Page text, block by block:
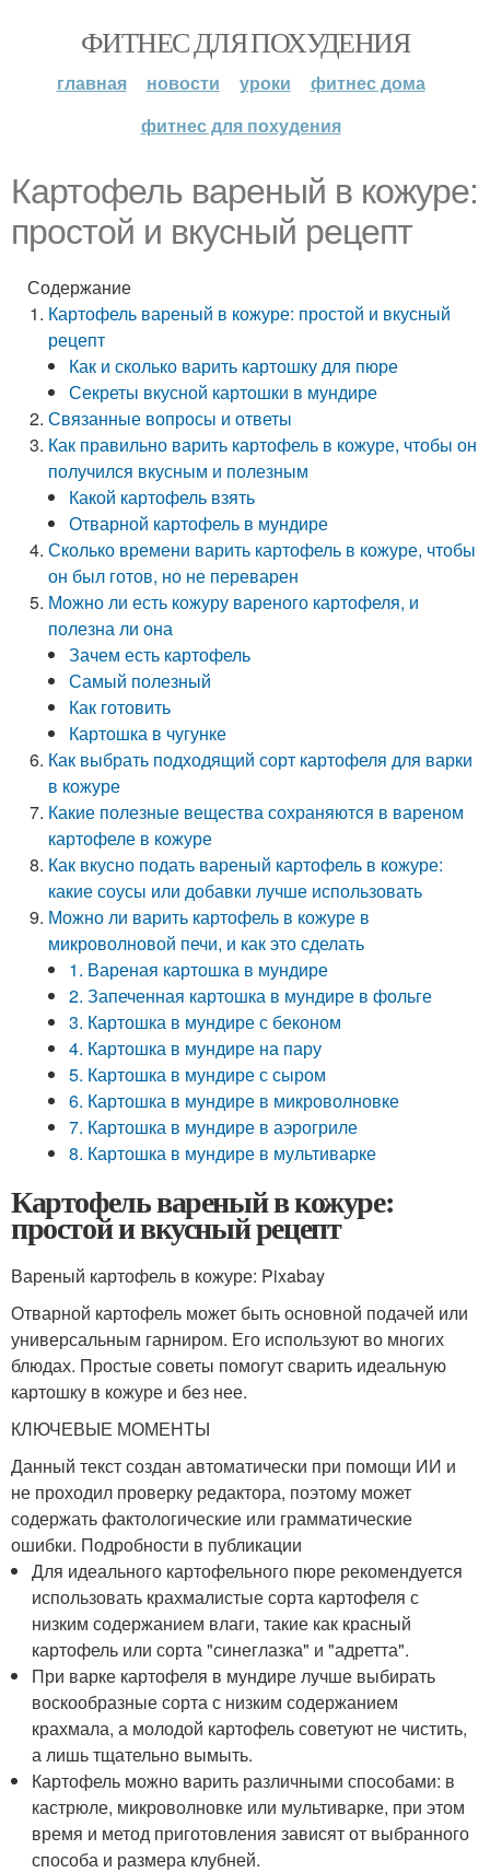
ФИТНЕС ДЛЯ ПОХУДЕНИЯ
главная новости уроки
фитнес дома
фитнес для похудения
Картофель вареный в кожуре:
простой и вкусный рецепт
Содержание
Картофель вареный в кожуре: простой и вкусный
рецепт
Как и сколько варить картошку для пюре
Секреты вкусной картошки в мундире
Связанные вопросы и ответы
Как правильно варить картофель в кожуре, чтобы он
получился вкусным и полезным
Какой картофель взять
Отварной картофель в мундире
Сколько времени варить картофель в кожуре, чтобы
он был готов, но не переварен
Можно ли есть кожуру вареного картофеля, и
полезна ли она
Зачем есть картофель
Самый полезный
Как готовить
Картошка в чугунке
Как выбрать подходящий сорт картофеля для варки
в кожуре
Какие полезные вещества сохраняются в вареном
картофеле в кожуре
Как вкусно подать вареный картофель в кожуре:
какие соусы или добавки лучше использовать
Можно ли варить картофель в кожуре в
микроволновой печи, и как это сделать
1. Вареная картошка в мундире
2. Запеченная картошка в мундире в фольге
3. Картошка в мундире с беконом
4. Картошка в мундире на пару
5. Картошка в мундире с сыром
6. Картошка в мундире в микроволновке
7. Картошка в мундире в аэрогриле
8. Картошка в мундире в мультиварке
Картофель вареный в кожуре:
простой и вкусный рецепт
Вареный картофель в кожуре: Pixabay
Отварной картофель может быть основной подачей или
универсальным гарниром. Его используют во многих
блюдах. Простые советы помогут сварить идеальную
картошку в кожуре и без нее.
КЛЮЧЕВЫЕ МОМЕНТЫ
Данный текст создан автоматически при помощи ИИ и
не проходил проверку редактора, поэтому может
содержать фактологические или грамматические
ошибки. Подробности в публикации
Для идеального картофельного пюре рекомендуется
использовать крахмалистые сорта картофеля с
низким содержанием влаги, такие как красный
картофель или сорта "синеглазка" и "адретта".
При варке картофеля в мундире лучше выбирать
воскообразные сорта с низким содержанием
крахмала, а молодой картофель советуют не чистить,
а лишь тщательно вымыть.
Картофель можно варить различными способами: в
кастрюле, микроволновке или мультиварке, при этом
время и метод приготовления зависят от выбранного
способа и размера клубней.